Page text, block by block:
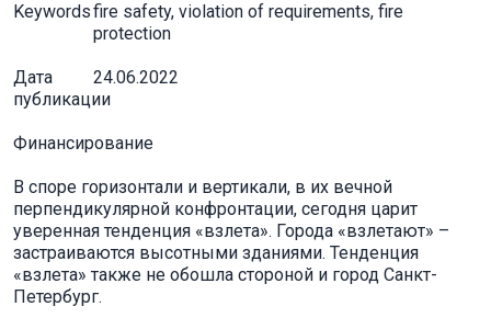
Keywordsfire safety, violation of requirements, fire
protection
Дата
публикации
24.06.2022
Финансирование
В споре горизонтали и вертикали, в их вечной
перпендикулярной конфронтации, сегодня царит
уверенная тенденция «взлета». Города «взлетают» –
застраиваются высотными зданиями. Тенденция
«взлета» также не обошла стороной и город Санкт-
Петербург.